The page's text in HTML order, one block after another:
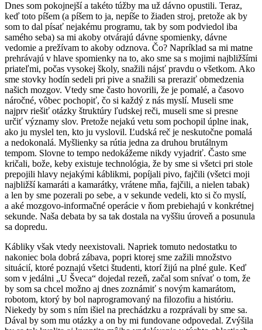
Dnes som pokojnejší a takéto túžby ma už dávno opustili. Teraz,
keď toto píšem (a píšem to ja, nepíše to žiaden stroj, pretože ak by
som to dal písať nejakému programu, tak by som podviedol iba
samého seba) sa mi akoby otvárajú dávne spomienky, dávne
vedomie a prežívam to akoby odznova. Čo? Napríklad sa mi matne
prehrávajú v hlave spomienky na to, ako sme sa s mojimi najbližšími
priateľmi, počas vysokej školy, snažili nájsť pravdu o všetkom. Ako
sme stovky hodín sedeli pri pive a snažili sa preraziť obmedzenia
našich mozgov. Vtedy sme často hovorili, že je pomalé, a časovo
náročné, vôbec pochopiť, čo si každý z nás myslí. Museli sme
najprv riešiť otázky štruktúry ľudskej reči, museli sme si presne
určiť významy slov. Pretože nejakú vetu som pochopil úplne inak,
ako ju myslel ten, kto ju vyslovil. Ľudská reč je neskutočne pomalá
a nedokonalá. Myšlienky sa rútia jedna za druhou brutálnym
tempom. Slovne to tempo nedokážeme nikdy vyjadriť. Často sme
kričali, bože, keby existuje technológia, že by sme si všetci pri stole
prepojili hlavy nejakými káblikmi, popíjali pivo, fajčili (všetci moji
najbližší kamaráti a kamarátky, vrátene mňa, fajčili, a nielen tabak)
a len by sme pozerali po sebe, a v sekunde vedeli, kto si čo myslí,
a aké mozgovo-informačné operácie v ňom prebiehajú v konkrétnej
sekunde. Naša debata by sa tak dostala na vyššiu úroveň a posunula
sa dopredu.
Kábliky však vtedy neexistovali. Napriek tomuto nedostatku to
nakoniec bola dobrá zábava, popri ktorej sme zažili množstvo
situácií, ktoré poznajú všetci študenti, ktorí žijú na plné gule. Keď
som v jedálni „U Šveca“ dojedal rezeň, začal som snívať o tom, že
by som sa chcel možno aj dnes zoznámiť s novým kamarátom,
robotom, ktorý by bol naprogramovaný na filozofiu a históriu.
Niekedy by som s ním išiel na prechádzku a rozprávali by sme sa.
Dával by som mu otázky a on by mi fundovane odpovedal. Zvýšila